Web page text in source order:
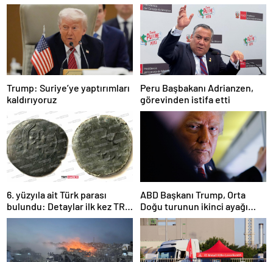
Trump: Suriye’ye yaptırımları
kaldırıyoruz
Peru Başbakanı Adrianzen,
görevinden istifa etti
6. yüzyıla ait Türk parası
bulundu: Detaylar ilk kez TRT
Haber’de
ABD Başkanı Trump, Orta
Doğu turunun ikinci ayağı
Katar’da